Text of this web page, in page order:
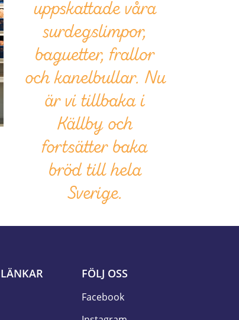
uppskattade våra
surdegslimpor,
baguetter, frallor
och kanelbullar. Nu
är vi tillbaka i
Källby och
fortsätter baka
bröd till hela
Sverige.
FÖLJ OSS
Facebook